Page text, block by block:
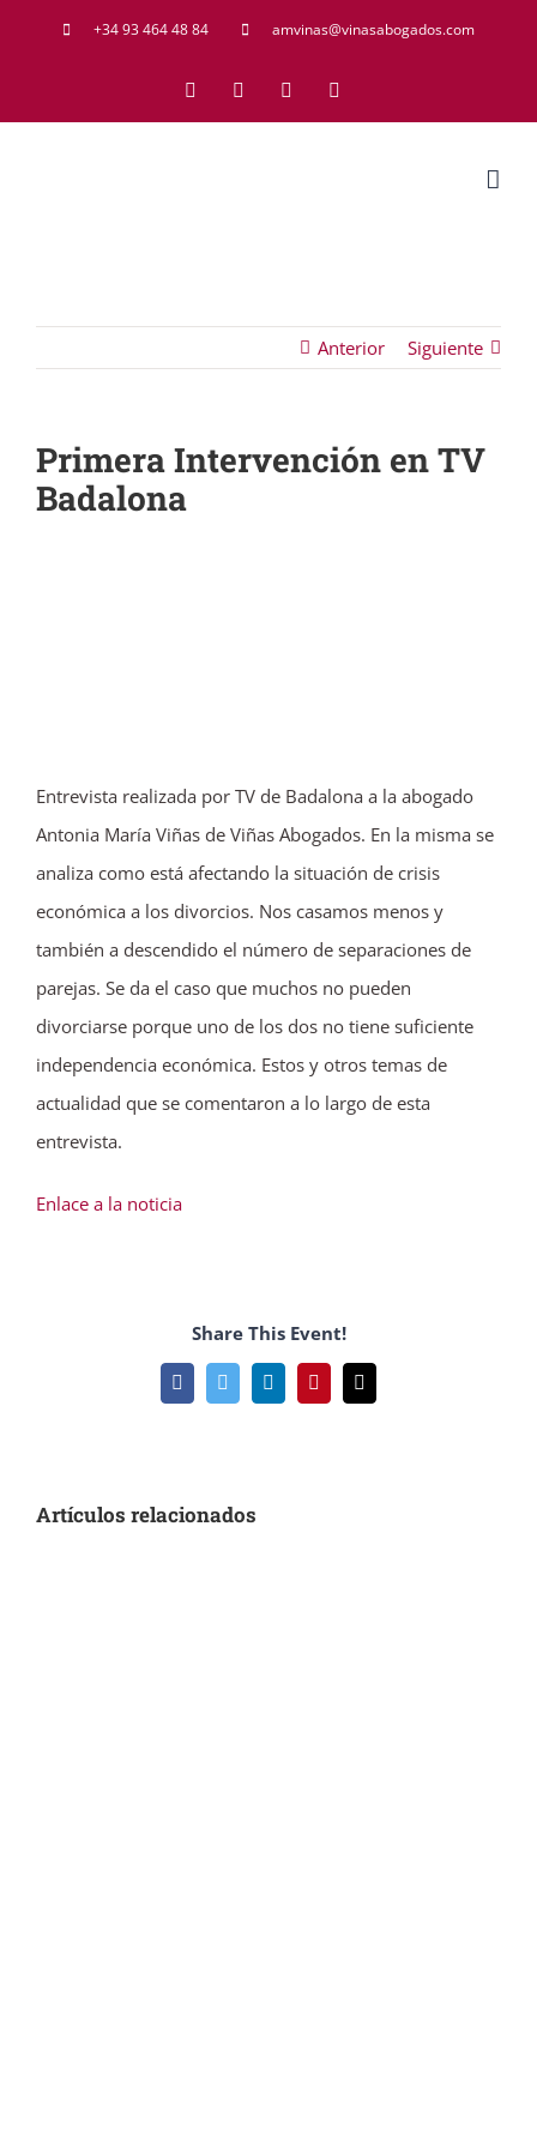
+34 93 464 48 84 amvinas@vinasabogados.com
FacebookTwitter LinkedIn
Anterior Siguiente
Primera Intervención en TV
Badalona
Entrevista realizada por TV de Badalona a la abogado
Antonia María Viñas de Viñas Abogados. En la misma se
analiza como está afectando la situación de crisis
económica a los divorcios. Nos casamos menos y
también a descendido el número de separaciones de
parejas. Se da el caso que muchos no pueden
divorciarse porque uno de los dos no tiene suficiente
independencia económica. Estos y otros temas de
actualidad que se comentaron a lo largo de esta
entrevista.
Enlace a la noticia
Share This Event!
FacebookTwitterLinkedInPinterestCorreo
electrónico
Artículos relacionados